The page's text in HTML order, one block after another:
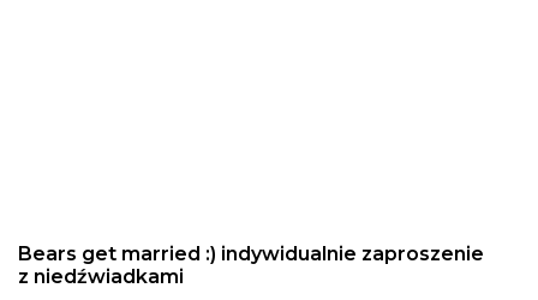
Bears get married :) indywidualnie zaproszenie
z niedźwiadkami